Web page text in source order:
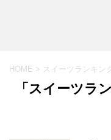
HOME > スイーツランキン
「スイーツラ